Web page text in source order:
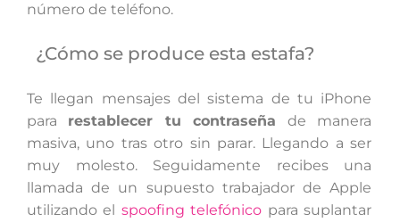
número de teléfono.
¿Cómo se produce esta estafa?
Te llegan mensajes del sistema de tu iPhone
para restablecer tu contraseña de manera
masiva, uno tras otro sin parar. Llegando a ser
muy molesto. Seguidamente recibes una
llamada de un supuesto trabajador de Apple
utilizando el spoofing telefónico para suplantar